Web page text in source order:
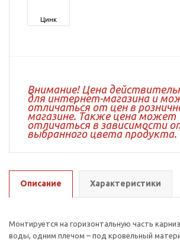
Цинк
Внимание! Цена
для интернет-магазина и
отличаться от цен в
магазине. Также цена может
отличаться в зависимости
выбранного цвета продукта.
Описание Характеристики
Монтируется на горизонтальную часть
воды, одним плечом – под кровельный